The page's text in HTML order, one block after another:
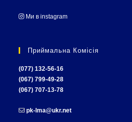
Ми в instagram
Приймальна Комісія
(077) 132-56-16
(067) 799-49-28
(067) 707-13-78
pk-lma@ukr.net